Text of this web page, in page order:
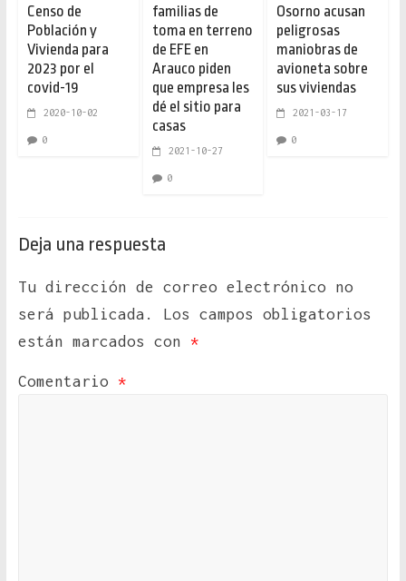
Censo de
Población y
Vivienda para
2023 por el
covid-19
2020-10-02
0
familias de
toma en terreno
de EFE en
Arauco piden
que empresa les
dé el sitio para
casas
2021-10-27
0
Osorno acusan
peligrosas
maniobras de
avioneta sobre
sus viviendas
2021-03-17
0
Deja una respuesta
Tu dirección de correo electrónico no
será publicada.
Los campos obligatorios
están marcados con *
Comentario *